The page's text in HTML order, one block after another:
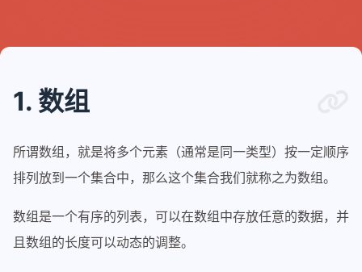
1. 数组
所谓数组，就是将多个元素（通常是同一类型）按一定顺序
排列放到一个集合中，那么这个集合我们就称之为数组。
数组是一个有序的列表，可以在数组中存放任意的数据，并
且数组的长度可以动态的调整。